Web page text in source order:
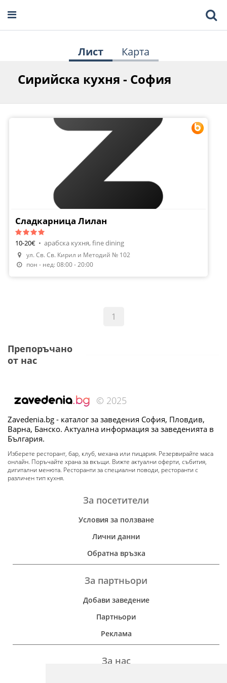
Лист Карта
Сирийска кухня - София
Направи Резервация
Сладкарница Лилан
10-20€ • арабска кухня, fine dining
ул. Св. Св. Кирил и Методий № 102
пон - нед: 08:00 - 20:00
1
Препоръчано
от нас
© 2025
Zavedenia.bg - каталог за заведения София, Пловдив,
Варна, Банско. Актуална информация за заведенията в
България.
Изберете ресторант, бар, клуб, механа или пицария. Резервирайте маса
онлайн. Поръчайте храна за вкъщи. Вижте актуални оферти, събития,
дигитални менюта. Ресторанти за специални поводи, ресторанти с
различен тип кухня.
За посетители
Условия за ползване
Лични данни
Обратна връзка
За партньори
Добави заведение
Партньори
Реклама
За нас